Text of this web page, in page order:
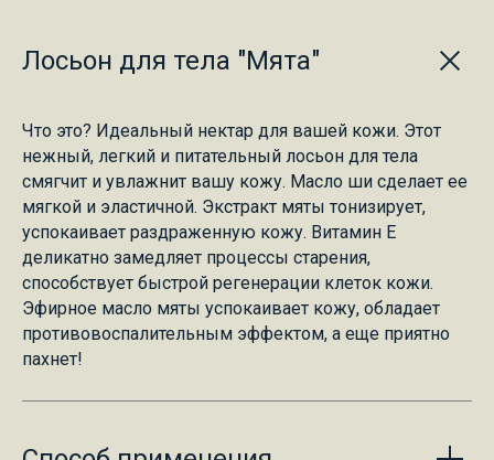
Лосьон для тела "Мята"
Что это? Идеальный нектар для вашей кожи. Этот
нежный, легкий и питательный лосьон для тела
смягчит и увлажнит вашу кожу. Масло ши сделает ее
мягкой и эластичной. Экстракт мяты тонизирует,
успокаивает раздраженную кожу. Витамин Е
деликатно замедляет процессы старения,
способствует быстрой регенерации клеток кожи.
Эфирное масло мяты успокаивает кожу, обладает
противовоспалительным эффектом, а еще приятно
пахнет!